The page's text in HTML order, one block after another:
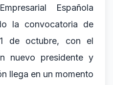
Española
la convocatoria de
de octubre, con el
nuevo presidente y
llega en un momento